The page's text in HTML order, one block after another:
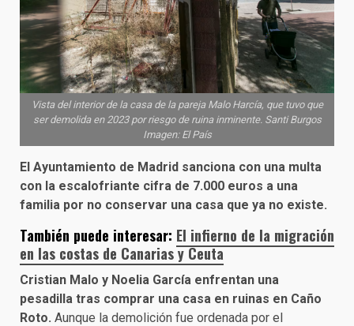
Vista del interior de la casa de la pareja Malo Harcía, que tuvo que
ser demolida en 2023 por riesgo de ruina inminente. Santi Burgos
Imagen: El País
El Ayuntamiento de Madrid sanciona con una multa
con la escalofriante cifra de 7.000 euros a una
familia por no conservar una casa que ya no existe.
También puede interesar: El infierno de la migración
en las costas de Canarias y Ceuta
Cristian Malo y Noelia García enfrentan una
pesadilla tras comprar una casa en ruinas en Caño
Roto. Aunque la demolición fue ordenada por el